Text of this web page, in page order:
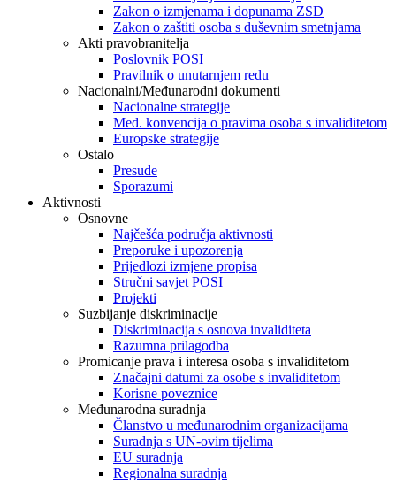
Zakon o izmjenama i dopunama ZSD
Zakon o zaštiti osoba s duševnim smetnjama
Akti pravobranitelja
Poslovnik POSI
Pravilnik o unutarnjem redu
Nacionalni/Međunarodni dokumenti
Nacionalne strategije
Međ. konvencija o pravima osoba s invaliditetom
Europske strategije
Ostalo
Presude
Sporazumi
Aktivnosti
Osnovne
Najčešća područja aktivnosti
Preporuke i upozorenja
Prijedlozi izmjene propisa
Stručni savjet POSI
Projekti
Suzbijanje diskriminacije
Diskriminacija s osnova invaliditeta
Razumna prilagodba
Promicanje prava i interesa osoba s invaliditetom
Značajni datumi za osobe s invaliditetom
Korisne poveznice
Međunarodna suradnja
Članstvo u međunarodnim organizacijama
Suradnja s UN-ovim tijelima
EU suradnja
Regionalna suradnja